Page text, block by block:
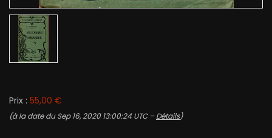
Prix : 55,00 €
(à la date du Sep 16, 2020 13:00:24 UTC –Détails)